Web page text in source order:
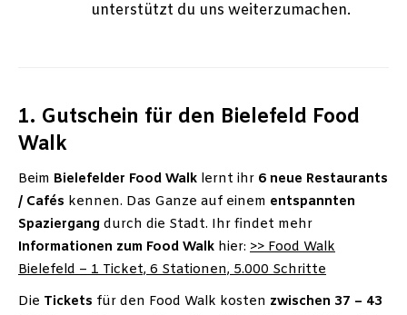
unterstützt du uns weiterzumachen.
1. Gutschein für den Bielefeld Food
Walk
Beim Bielefelder Food Walk lernt ihr 6 neue Restaurants
/ Cafés kennen. Das Ganze auf einem entspannten
Spaziergang durch die Stadt. Ihr findet mehr
Informationen zum Food Walk hier: >> Food Walk
Bielefeld – 1 Ticket, 6 Stationen, 5.000 Schritte
Die Tickets für den Food Walk kosten zwischen 37 – 43